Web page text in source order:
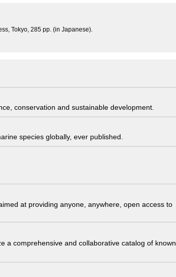
Tokyo, 285 pp. (in Japanese).
conservation and sustainable development.
species globally, ever published.
at providing anyone, anywhere, open access to
a comprehensive and collaborative catalog of known